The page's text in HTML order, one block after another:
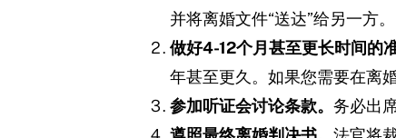
并将离婚文件“送达”给另一方
做好4-12个月甚至更长时间的
年甚至更久。如果您需要在离
参加听证会讨论条款。务必出